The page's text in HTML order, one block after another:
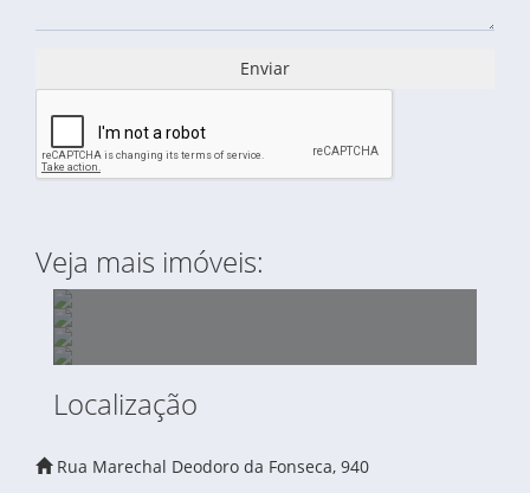
Enviar
Veja mais imóveis:
ÁREA PARA LOCAÇÃO - 20.000,00 M2 -
QUISSISANA
COBERTURA PARA LOCAÇÃO - RESIDENCIAL
Localização
Rua Marechal Deodoro da Fonseca, 940